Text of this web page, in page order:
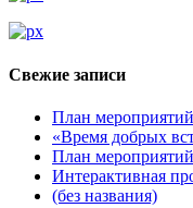
Свежие записи
План
«Время добрых
План
Интерактивная
(без названия)